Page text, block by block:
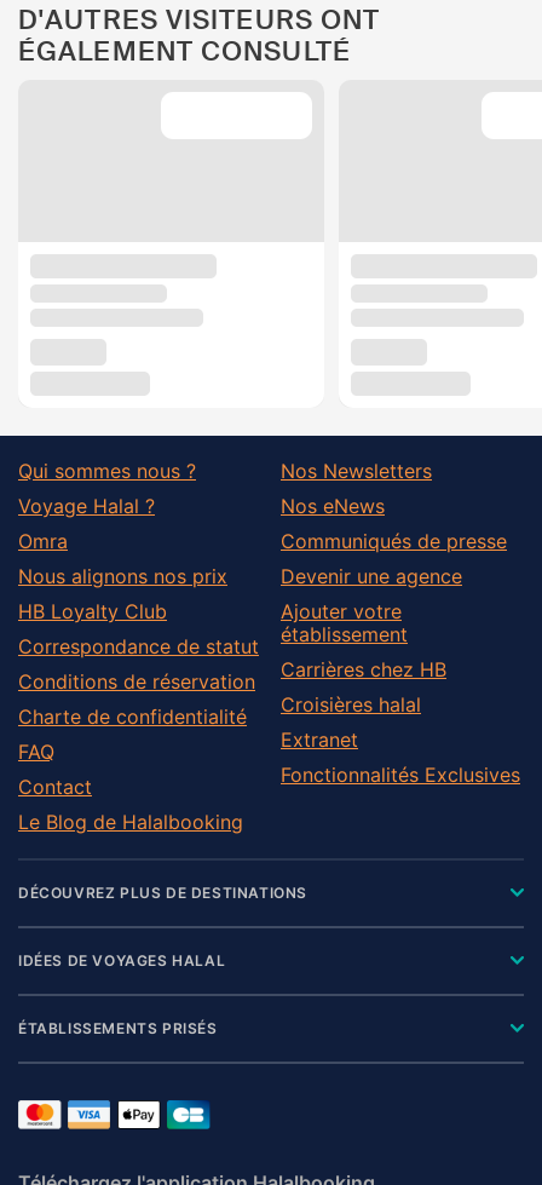
D'AUTRES VISITEURS ONT
ÉGALEMENT CONSULTÉ
Qui sommes nous ?
Voyage Halal ?
Omra
Nous alignons nos prix
HB Loyalty Club
Correspondance de statut
Conditions de réservation
Charte de confidentialité
FAQ
Contact
Le Blog de Halalbooking
Nos Newsletters
Nos eNews
Communiqués de presse
Devenir une agence
Ajouter votre
établissement
Carrières chez HB
Croisières halal
Extranet
Fonctionnalités Exclusives
DÉCOUVREZ PLUS DE DESTINATIONS
IDÉES DE VOYAGES HALAL
ÉTABLISSEMENTS PRISÉS